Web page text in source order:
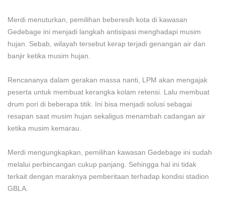
Merdi menuturkan, pemilihan beberesih kota di kawasan
Gedebage ini menjadi langkah antisipasi menghadapi musim
hujan. Sebab, wilayah tersebut kerap terjadi genangan air dan
banjir ketika musim hujan.
Rencananya dalam gerakan massa nanti, LPM akan mengajak
peserta untuk membuat kerangka kolam retensi. Lalu membuat
drum pori di beberapa titik. Ini bisa menjadi solusi sebagai
resapan saat musim hujan sekaligus menambah cadangan air
ketika musim kemarau.
Merdi mengungkapkan, pemilihan kawasan Gedebage ini sudah
melalui perbincangan cukup panjang. Sehingga hal ini tidak
terkait dengan maraknya pemberitaan terhadap kondisi stadion
GBLA.